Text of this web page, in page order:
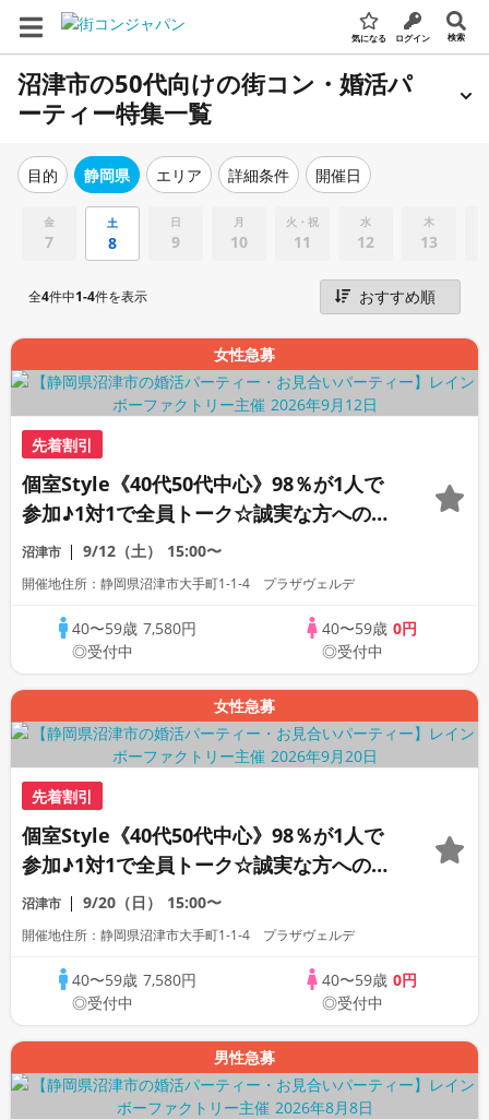
気になる ログイン 検索
沼津市の50代向けの街コン・婚活パ
ーティー特集一覧
目的 静岡県 エリア 詳細条件 開催日
金
7
土
8
日
9
月
10
火・祝
11
水
12
木
13
全4件中1-4件を表示
女性急募
先着割引
個室Style《40代50代中心》98％が1人で
参加♪1対1で全員トーク☆誠実な方への婚
活パーティー
沼津市 9/12（土） 15:00〜
開催地住所：静岡県沼津市大手町1-1-4 プラザヴェルデ
40〜59歳 7,580円
◎受付中
40〜59歳 0円
◎受付中
女性急募
先着割引
個室Style《40代50代中心》98％が1人で
参加♪1対1で全員トーク☆誠実な方への婚
活パーティー
沼津市 9/20（日） 15:00〜
開催地住所：静岡県沼津市大手町1-1-4 プラザヴェルデ
40〜59歳 7,580円
◎受付中
40〜59歳 0円
◎受付中
男性急募